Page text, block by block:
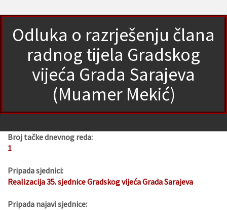
Odluka o razrješenju člana
radnog tijela Gradskog
vijeća Grada Sarajeva
(Muamer Mekić)
Broj tačke dnevnog reda:
1
Pripada sjednici:
Realizacija 35. sjednice Gradskog vijeća Grada Sarajeva
Pripada najavi sjednice: